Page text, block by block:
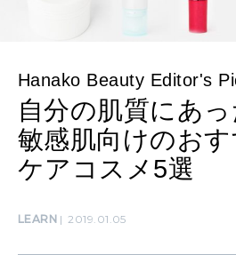
女神まり愛のタロット
知る、考える
MAMA
ママもいろいろ
Hanako Beauty Editor's
自分の肌質にあっ
敏感肌向けのお
ケアコスメ5選
LEARN 2019.01.05